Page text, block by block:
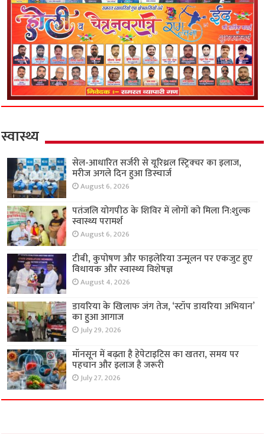
स्वास्थ्य
सेल-आधारित सर्जरी से यूरिथ्रल स्ट्रिक्चर का इलाज,
मरीज अगले दिन हुआ डिस्चार्ज
August 6, 2026
पतंजलि योगपीठ के शिविर में लोगों को मिला नि:शुल्क
स्वास्थ्य परामर्श
August 6, 2026
टीबी, कुपोषण और फाइलेरिया उन्मूलन पर एकजुट हुए
विधायक और स्वास्थ्य विशेषज्ञ
August 4, 2026
डायरिया के खिलाफ जंग तेज, ‘स्टॉप डायरिया अभियान’
का हुआ आगाज
July 29, 2026
मॉनसून में बढ़ता है हेपेटाइटिस का खतरा, समय पर
पहचान और इलाज है जरूरी
July 27, 2026